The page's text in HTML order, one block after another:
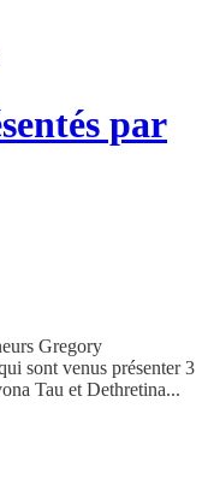
par
Gregory
sont venus présenter 3
Tau et Dethretina...